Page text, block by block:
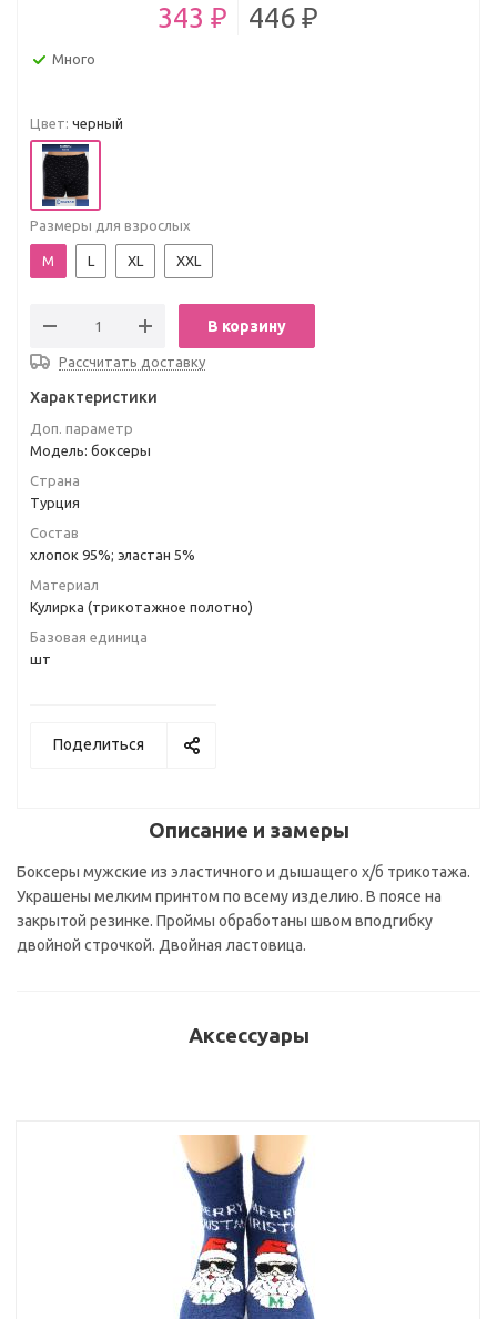
343 ₽ 446 ₽
Много
Цвет: черный
Размеры для взрослых
M L XL XXL
В корзину
Рассчитать доставку
Характеристики
Доп. параметр
Модель: боксеры
Страна
Турция
Состав
хлопок 95%; эластан 5%
Материал
Кулирка (трикотажное полотно)
Базовая единица
шт
Поделиться
Описание и замеры
Боксеры мужские из эластичного и дышащего х/б трикотажа.
Украшены мелким принтом по всему изделию. В поясе на
закрытой резинке. Проймы обработаны швом вподгибку
двойной строчкой. Двойная ластовица.
Аксессуары